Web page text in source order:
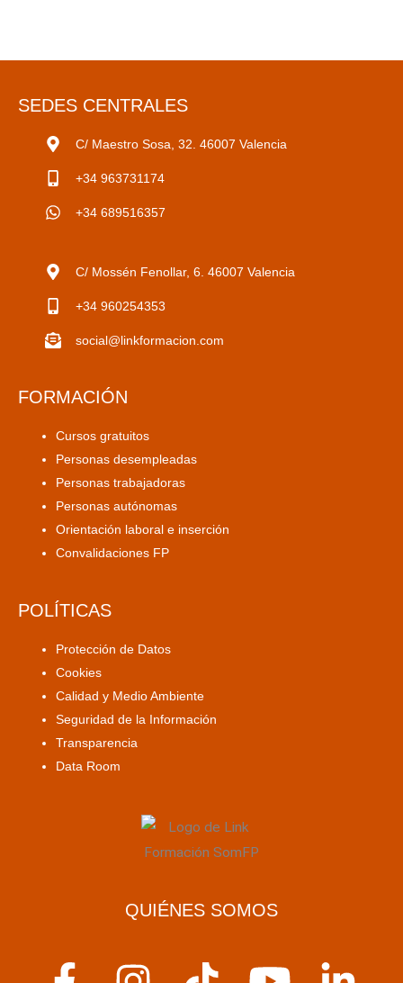
SEDES CENTRALES
C/ Maestro Sosa, 32. 46007 Valencia
+34 963731174
+34 689516357
C/ Mossén Fenollar, 6. 46007 Valencia
+34 960254353
social@linkformacion.com
FORMACIÓN
Cursos gratuitos
Personas desempleadas
Personas trabajadoras
Personas autónomas
Orientación laboral e inserción
Convalidaciones FP
POLÍTICAS
Protección de Datos
Cookies
Calidad y Medio Ambiente
Seguridad de la Información
Transparencia
Data Room
QUIÉNES SOMOS